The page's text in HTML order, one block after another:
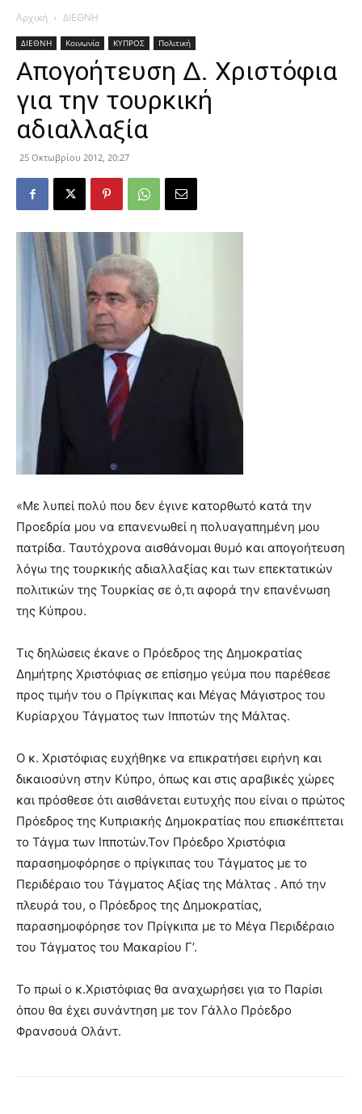
Αρχική ΔΙΕΘΝΗ
ΔΙΕΘΝΗ Κοινωνία ΚΥΠΡΟΣ Πολιτική
Απογοήτευση Δ. Χριστόφια
για την τουρκική
αδιαλλαξία
25 Οκτωβρίου 2012, 20:27
«Με λυπεί πολύ που δεν έγινε κατορθωτό κατά την
Προεδρία μου να επανενωθεί η πολυαγαπημένη μου
πατρίδα. Ταυτόχρονα αισθάνομαι θυμό και απογοήτευση
λόγω της τουρκικής αδιαλλαξίας και των επεκτατικών
πολιτικών της Τουρκίας σε ό,τι αφορά την επανένωση
της Κύπρου.
Τις δηλώσεις έκανε ο Πρόεδρος της Δημοκρατίας
Δημήτρης Χριστόφιας σε επίσημο γεύμα που παρέθεσε
προς τιμήν του ο Πρίγκιπας και Μέγας Μάγιστρος του
Κυρίαρχου Τάγματος των Ιπποτών της Μάλτας.
Ο κ. Χριστόφιας ευχήθηκε να επικρατήσει ειρήνη και
δικαιοσύνη στην Κύπρο, όπως και στις αραβικές χώρες
και πρόσθεσε ότι αισθάνεται ευτυχής που είναι ο πρώτος
Πρόεδρος της Κυπριακής Δημοκρατίας που επισκέπτεται
το Τάγμα των Ιπποτών.Τον Πρόεδρο Χριστόφια
παρασημοφόρησε ο πρίγκιπας του Τάγματος με το
Περιδέραιο του Τάγματος Αξίας της Μάλτας . Από την
πλευρά του, ο Πρόεδρος της Δημοκρατίας,
παρασημοφόρησε τον Πρίγκιπα με το Μέγα Περιδέραιο
του Τάγματος του Μακαρίου Γ’.
Το πρωί ο κ.Χριστόφιας θα αναχωρήσει για το Παρίσι
όπου θα έχει συνάντηση με τον Γάλλο Πρόεδρο
Φρανσουά Ολάντ.